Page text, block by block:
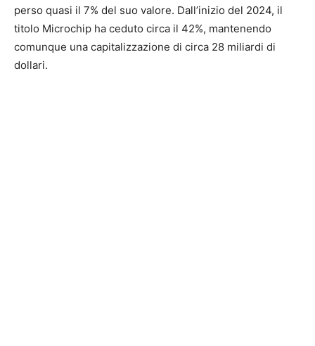
perso quasi il 7% del suo valore. Dall’inizio del 2024, il
titolo Microchip ha ceduto circa il 42%, mantenendo
comunque una capitalizzazione di circa 28 miliardi di
dollari.